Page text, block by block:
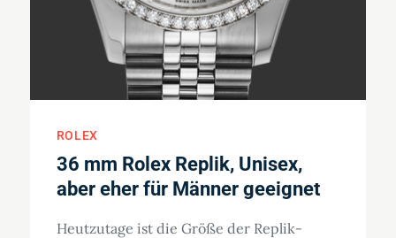
ROLEX
36 mm Rolex Replik, Unisex,
aber eher für Männer geeignet
Heutzutage ist die Größe der Replik-